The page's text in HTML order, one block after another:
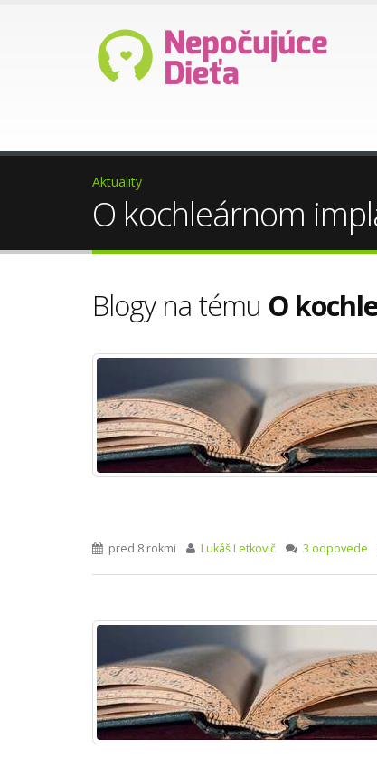
Ako darovať 2%?
Aktuality
O kochleárnom
Blogy na tému O
pred 8 rokmi Lukáš Letkovič 3 odpovede